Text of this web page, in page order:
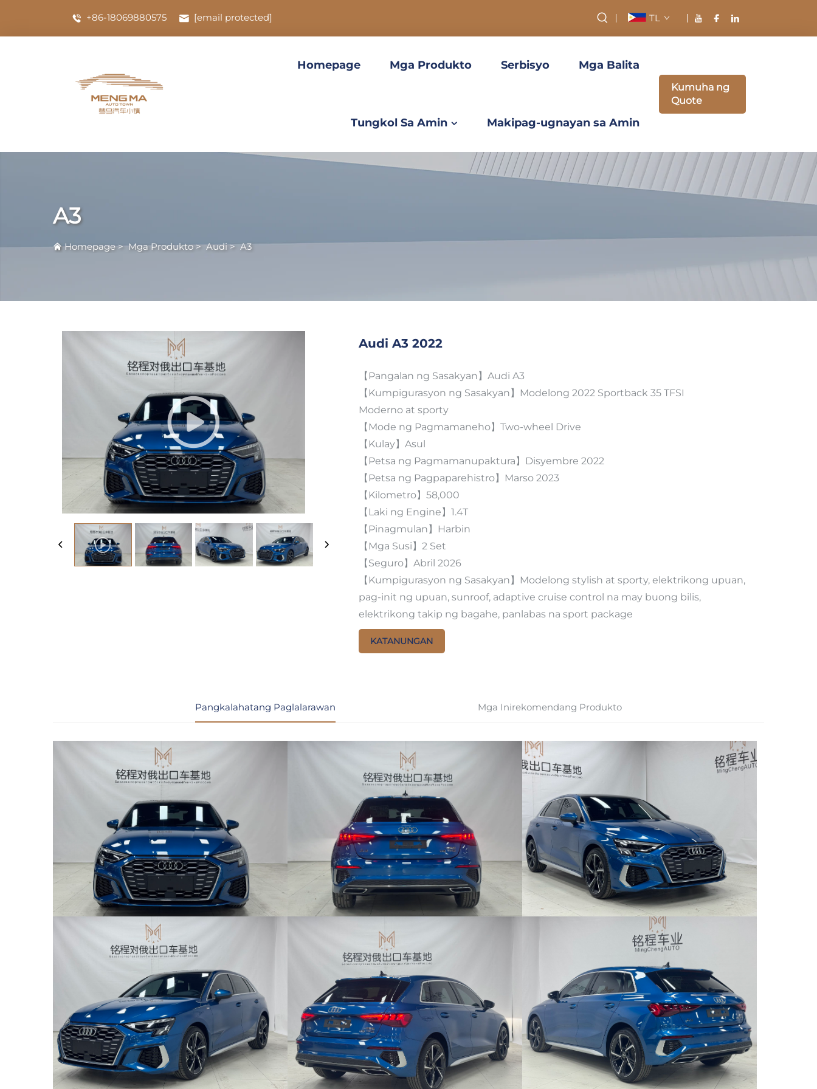
+86-18069880575 [email protected] TL
Homepage Mga Produkto Serbisyo Mga Balita
Tungkol Sa Amin Makipag-ugnayan sa Amin
Kumuha ng
Quote
A3
Homepage>Mga Produkto>Audi>A3
Audi A3 2022
【Pangalan ng Sasakyan】Audi A3
【Kumpigurasyon ng Sasakyan】Modelong 2022 Sportback 35 TFSI
Moderno at sporty
【Mode ng Pagmamaneho】Two-wheel Drive
【Kulay】Asul
【Petsa ng Pagmamanupaktura】Disyembre 2022
【Petsa ng Pagpaparehistro】Marso 2023
【Kilometro】58,000
【Laki ng Engine】1.4T
【Pinagmulan】Harbin
【Mga Susi】2 Set
【Seguro】Abril 2026
【Kumpigurasyon ng Sasakyan】Modelong stylish at sporty, elektrikong upuan,
pag-init ng upuan, sunroof, adaptive cruise control na may buong bilis,
elektrikong takip ng bagahe, panlabas na sport package
KATANUNGAN
Pangkalahatang Paglalarawan Mga Inirekomendang Produkto